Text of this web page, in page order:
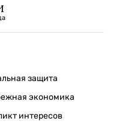
защита
экономика
интересов